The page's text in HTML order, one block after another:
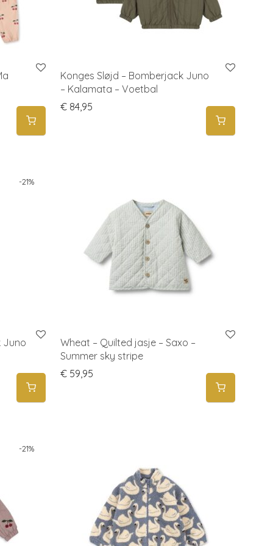
Konges Sløjd – Bomberjack Juno
– Kalamata – Voetbal
€ 84,95
-21%
Juno
€ 36,95.
Wheat – Quilted jasje – Saxo –
Summer sky stripe
€ 59,95
-21%